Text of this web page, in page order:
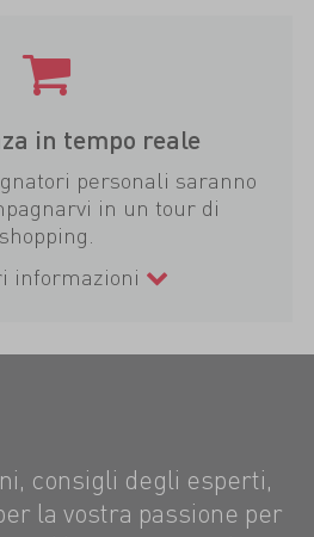
in tempo reale
personali saranno
in un tour di
shopping.
informazioni
consigli degli esperti,
la vostra passione per